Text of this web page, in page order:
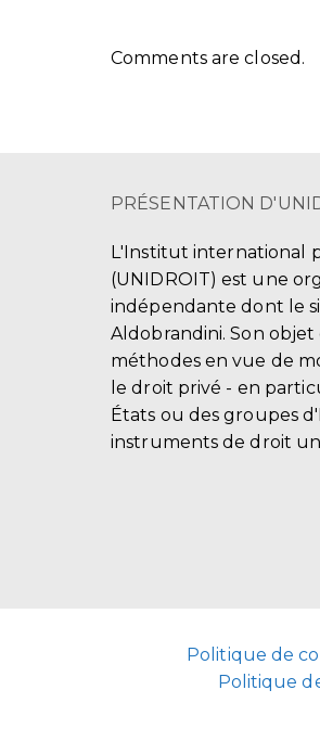
Comments are closed.
PRÉSENTATION
L'Institut international
(UNIDROIT) est une
indépendante dont le
Aldobrandini. Son
méthodes en vue de
le droit privé - en
États ou des groupes
instruments de droit
Politique de
Politique